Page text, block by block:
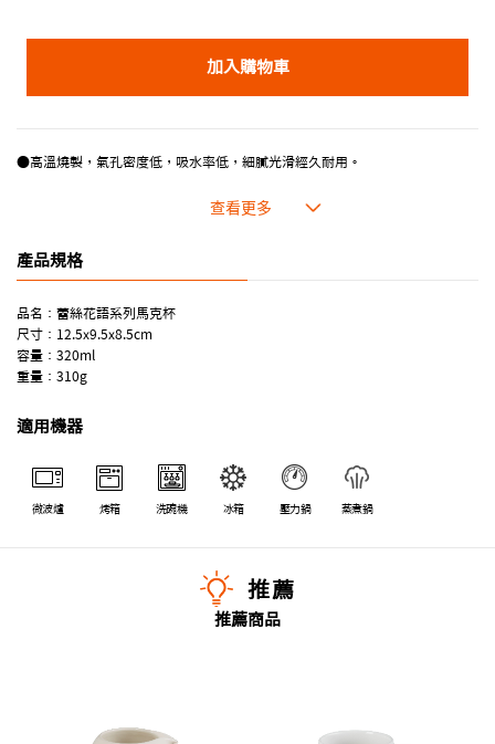
加入購物車
●高溫燒製，氣孔密度低，吸水率低，細膩光滑經久耐用。
●合乎食用安全的塗層，表面光滑，食物容易脫落，清洗方便。
產品規格
品名：蕾絲花語系列馬克杯
尺寸：12.5x9.5x8.5cm
容量：320ml
重量：310g
適用機器
微波爐 烤箱 洗碗機 冰箱 壓力鍋 蒸煮鍋
推薦
推薦商品